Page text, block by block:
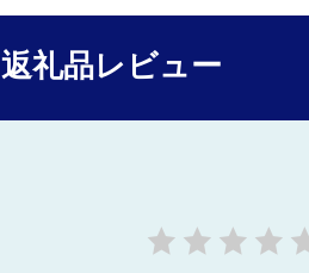
返礼品レビュー